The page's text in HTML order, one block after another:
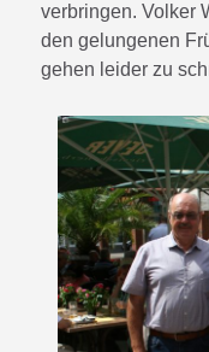
verbringen. Volker
den gelungenen
gehen leider zu